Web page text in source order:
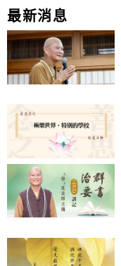
０》第二冊
第1集
最新消息